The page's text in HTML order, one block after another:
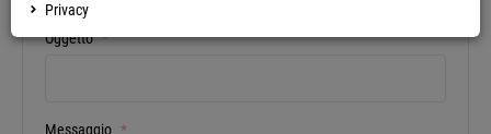
Oggetto *
Messaggio *
Privacy